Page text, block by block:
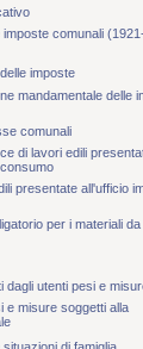
imposte comunali
imposte
mandamentale delle
comunali
di lavori edili
presentate all'ufficio
per i materiali da
dagli utenti pesi e
e misure soggetti alla